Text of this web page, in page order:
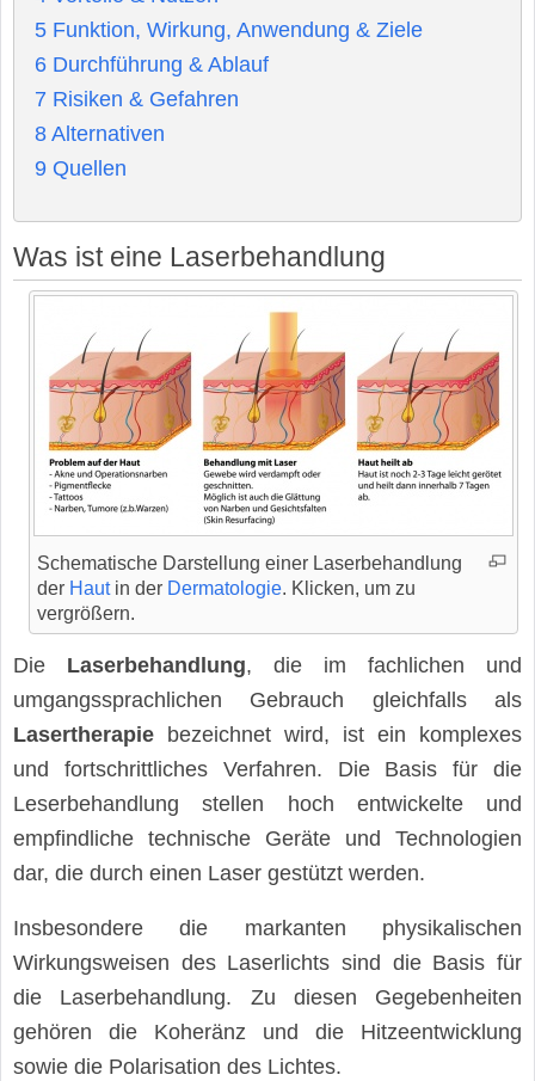
5 Funktion, Wirkung, Anwendung & Ziele
6 Durchführung & Ablauf
7 Risiken & Gefahren
8 Alternativen
9 Quellen
Was ist eine Laserbehandlung
Schematische Darstellung einer Laserbehandlung
der Hautin der Dermatologie. Klicken, um zu
vergrößern.
Die Laserbehandlung, die im fachlichen und
umgangssprachlichen Gebrauch gleichfalls als
Lasertherapie bezeichnet wird, ist ein komplexes
und fortschrittliches Verfahren. Die Basis für die
Leserbehandlung stellen hoch entwickelte und
empfindliche technische Geräte und Technologien
dar, die durch einen Laser gestützt werden.
Insbesondere die markanten physikalischen
Wirkungsweisen des Laserlichts sind die Basis für
die Laserbehandlung. Zu diesen Gegebenheiten
gehören die Koheränz und die Hitzeentwicklung
sowie die Polarisation des Lichtes.